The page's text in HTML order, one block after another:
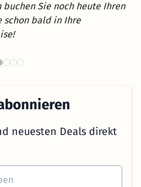
buchen Sie noch heute Ihren
schon bald in Ihre
neuesten Deals direkt